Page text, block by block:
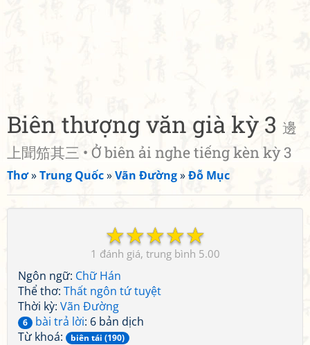
Biên thượng văn già kỳ 3 邊
上聞笳其三 • Ở biên ải nghe tiếng kèn kỳ 3
Thơ»Trung Quốc»Vãn Đường»Đỗ Mục
☆
☆
☆
☆
☆
1 5.00
Ngôn ngữ: Chữ Hán
Thể thơ: Thất ngôn tứ tuyệt
Thời kỳ: Vãn Đường
6 bài trả lời: 6 bản dịch
Từ khoá:
biên tái (190)